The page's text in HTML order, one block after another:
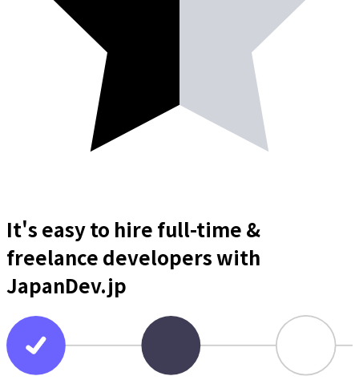
It's easy to hire full-time &
freelance developerswith
JapanDev.jp